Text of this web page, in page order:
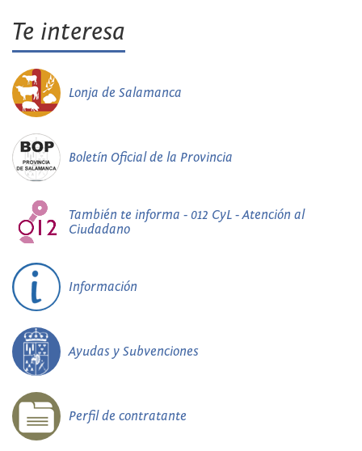
Te interesa
Lonja de Salamanca
Boletín Oficial de la Provincia
También te informa - 012 CyL - Atención al
Ciudadano
Información
Ayudas y Subvenciones
Perfil de contratante